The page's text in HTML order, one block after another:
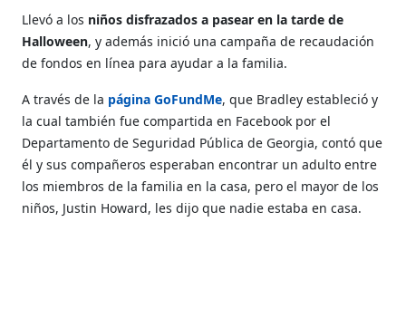
Llevó a los niños disfrazados a pasear en la tarde de
Halloween, y además inició una campaña de recaudación
de fondos en línea para ayudar a la familia.
A través de la página GoFundMe, que Bradley estableció y
la cual también fue compartida en Facebook por el
Departamento de Seguridad Pública de Georgia, contó que
él y sus compañeros esperaban encontrar un adulto entre
los miembros de la familia en la casa, pero el mayor de los
niños, Justin Howard, les dijo que nadie estaba en casa.